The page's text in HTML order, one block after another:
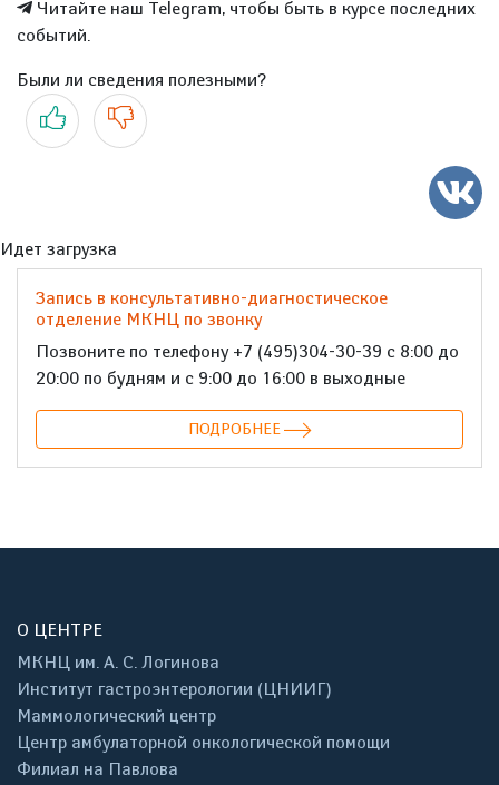
Читайте наш Telegram, чтобы быть в курсе последних
событий.
Были ли сведения полезными?
Да Нет
Идет загрузка
Запись в консультативно-диагностическое
отделение МКНЦ по звонку
Позвоните по телефону +7 (495)304-30-39 с 8:00 до
20:00 по будням и с 9:00 до 16:00 в выходные
ПОДРОБНЕЕ
О ЦЕНТРЕ
МКНЦ им. А. С. Логинова
Институт гастроэнтерологии (ЦНИИГ)
Маммологический центр
Центр амбулаторной онкологической помощи
Филиал на Павлова